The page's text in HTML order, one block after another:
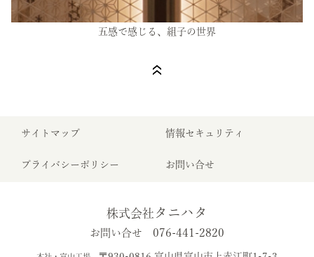
五感で感じる、組子の世界
サイトマップ 情報セキュリティ
プライバシーポリシー お問い合せ
株式会社 タニハタ
お問い合せ 076-441-2820